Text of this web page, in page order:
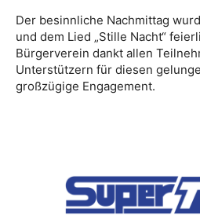
Der besinnliche Nachmittag
und dem Lied „Stille Nacht“
Bürgerverein dankt allen
Unterstützern für diesen
großzügige Engagement.